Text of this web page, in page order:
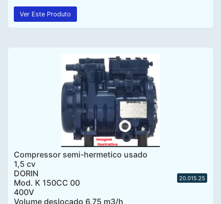
Ver Este Produto
Compressor semi-hermetico usado
1,5 cv
DORIN
Mod. K 150CC 00
400V
Volume deslocado 6,75 m3/h
20.015.25